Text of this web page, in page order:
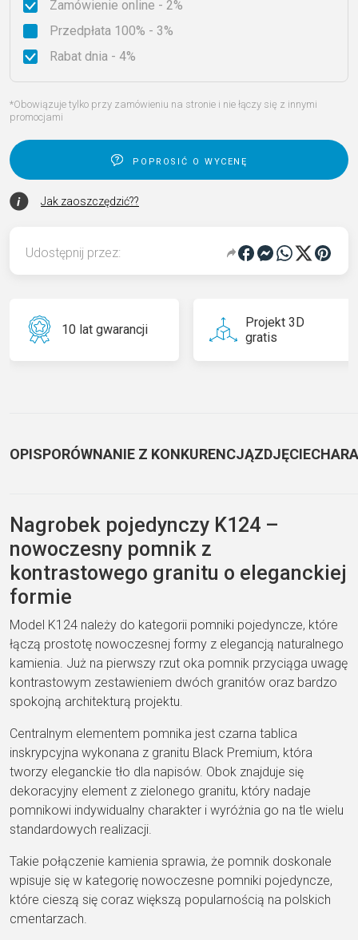
Zamówienie online - 2%
Przedpłata 100% - 3%
Rabat dnia - 4%
*Obowiązuje tylko przy zamówieniu na stronie i nie łączy się z innymi
promocjami
poprosić o wycenę
Jak zaoszczędzić??
Udostępnij przez:
10 lat gwarancji
Projekt 3D
gratis
OPISPORÓWNANIE Z KONKURENCJĄZDJĘCIE
Nagrobek pojedynczy K124 –
nowoczesny pomnik z
kontrastowego granitu o eleganckiej
formie
Model K124 należy do kategorii pomniki pojedyncze, które
łączą prostotę nowoczesnej formy z elegancją naturalnego
kamienia. Już na pierwszy rzut oka pomnik przyciąga uwagę
kontrastowym zestawieniem dwóch granitów oraz bardzo
spokojną architekturą projektu.
Centralnym elementem pomnika jest czarna tablica
inskrypcyjna wykonana z granitu Black Premium, która
tworzy eleganckie tło dla napisów. Obok znajduje się
dekoracyjny element z zielonego granitu, który nadaje
pomnikowi indywidualny charakter i wyróżnia go na tle wielu
standardowych realizacji.
Takie połączenie kamienia sprawia, że pomnik doskonale
wpisuje się w kategorię nowoczesne pomniki pojedyncze,
które cieszą się coraz większą popularnością na polskich
cmentarzach.